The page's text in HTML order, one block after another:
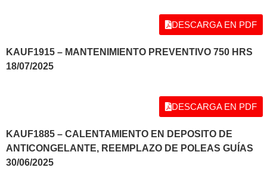
DESCARGA EN PDF
KAUF1915 – MANTENIMIENTO PREVENTIVO 750 HRS
18/07/2025
DESCARGA EN PDF
KAUF1885 – CALENTAMIENTO EN DEPOSITO DE
ANTICONGELANTE, REEMPLAZO DE POLEAS GUÍAS
30/06/2025